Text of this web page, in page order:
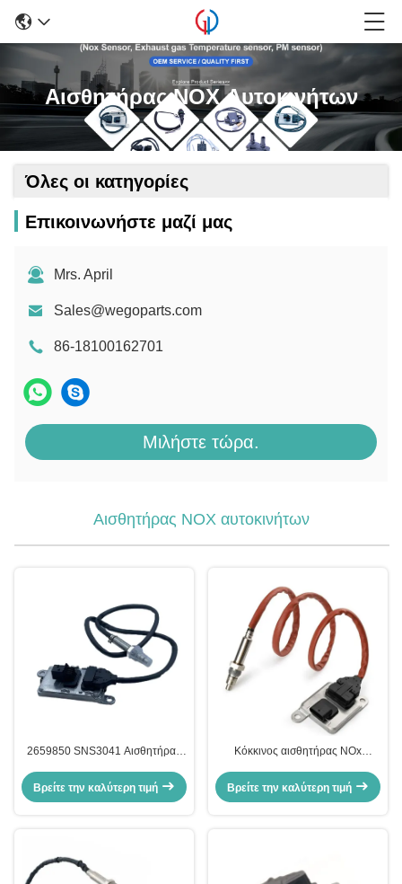
Αισθητήρας NOX Αυτοκινήτων
Όλες οι κατηγορίες
Επικοινωνήστε μαζί μας
Mrs. April
Sales@wegoparts.com
86-18100162701
Μιλήστε τώρα.
Αισθητήρας NOX αυτοκινήτων
2659850 SNS3041 Αισθητήρας
Scania Euro6
Βρείτε την καλύτερη τιμή
Κόκκινος αισθητήρας NOx
W205 W221 W212 C300 ML350
Βρείτε την καλύτερη τιμή